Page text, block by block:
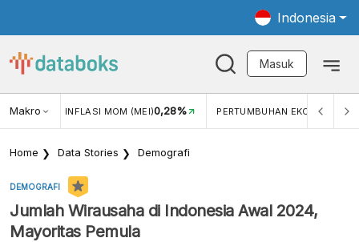
Indonesia
Masuk
Makro
3,08% INFLASI MOM (MEI)0,28% PERTUMBUHAN EKONOMI
Home Data Stories Demografi
DEMOGRAFI
Jumlah Wirausaha di Indonesia Awal 2024,
Mayoritas Pemula